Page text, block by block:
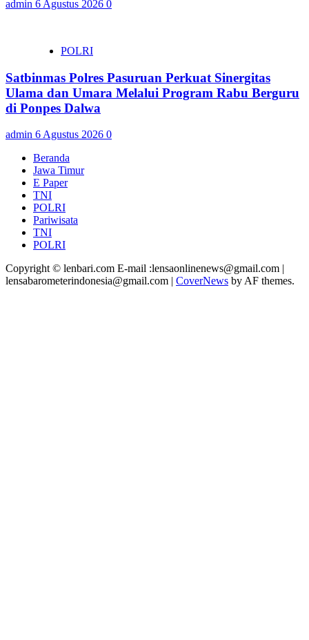
admin 6 Agustus 2026 0
POLRI
Satbinmas Polres Pasuruan Perkuat Sinergitas
Ulama dan Umara Melalui Program Rabu Berguru
di Ponpes Dalwa
admin 6 Agustus 2026 0
Beranda
Jawa Timur
E Paper
TNI
POLRI
Pariwisata
TNI
POLRI
Copyright © lenbari.com E-mail :lensaonlinenews@gmail.com |
lensabarometerindonesia@gmail.com | CoverNews by AF themes.